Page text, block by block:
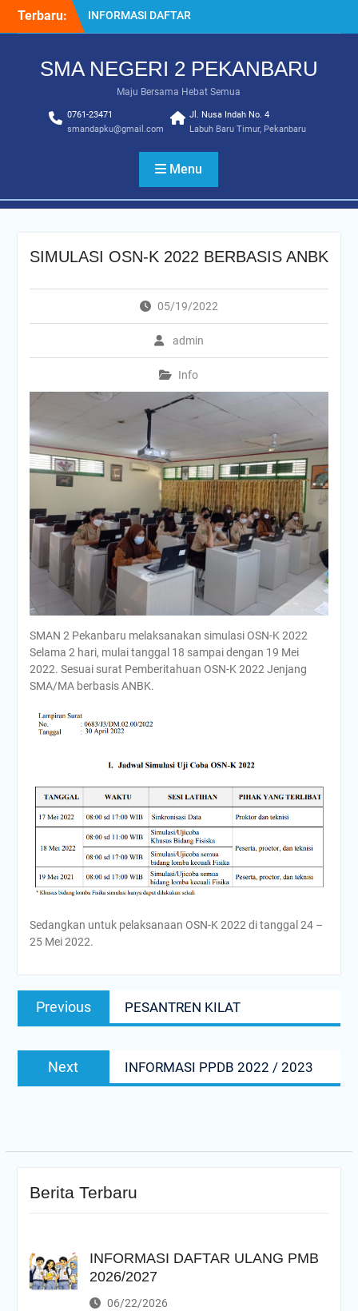
Terbaru:
INFORMASI DAFTAR
ULANG SPMB 2025-2026
KELAS 12 TAHUN
SISTEM PENERIMAAN
MURID BARU (SPMB) 2025-
2026
Juara MTQ Kota Pekanbaru
INFORMASI DAFTAR
SMA NEGERI 2 PEKANBARU
Maju Bersama Hebat Semua
0761-23471
smandapku@gmail.com
Jl. Nusa Indah No. 4
Labuh Baru Timur, Pekanbaru
Menu
SIMULASI OSN-K 2022 BERBASIS ANBK
05/19/2022
admin
Info
SMAN 2 Pekanbaru melaksanakan simulasi OSN-K 2022
Selama 2 hari, mulai tanggal 18 sampai dengan 19 Mei
2022. Sesuai surat Pemberitahuan OSN-K 2022 Jenjang
SMA/MA berbasis ANBK.
Sedangkan untuk pelaksanaan OSN-K 2022 di tanggal 24 –
25 Mei 2022.
Navigasi
posPrevious
post:
PESANTREN KILAT
Next
post:
INFORMASI PPDB 2022 / 2023
Berita Terbaru
INFORMASI DAFTAR ULANG PMB
2026/2027
06/22/2026